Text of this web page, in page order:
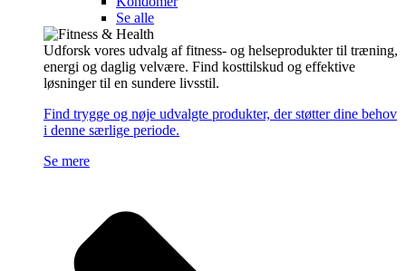
Se alle
Udforsk vores udvalg af fitness- og helseprodukter til træning,
energi og daglig velvære. Find kosttilskud og effektive
løsninger til en sundere livsstil.
Find trygge og nøje udvalgte produkter, der støtter dine behov
i denne særlige periode.
Se mere